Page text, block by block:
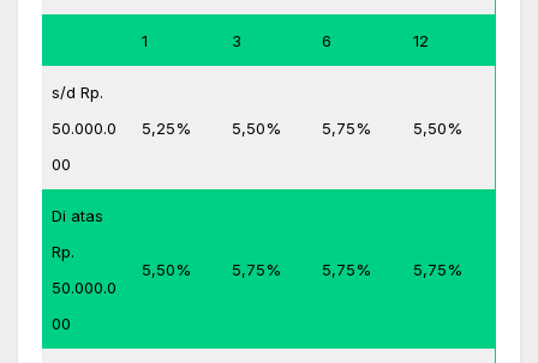
1 3 6 12
s/d Rp.
50.000.0
00
5,25% 5,50% 5,75% 5,50%
Di atas
Rp.
50.000.0
00
5,50% 5,75% 5,75% 5,75%